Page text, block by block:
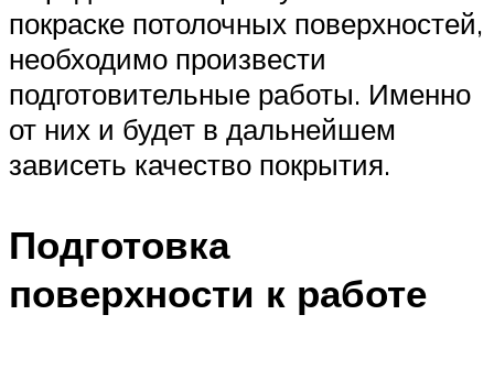
покраске потолочных поверхностей,
необходимо произвести
подготовительные работы. Именно
от них и будет в дальнейшем
зависеть качество покрытия.
Подготовка
поверхности к работе